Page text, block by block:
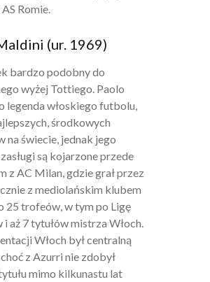
Romie.
(ur. 1969)
bardzo podobny do
wyżej Tottiego. Paolo
legenda włoskiego futbolu,
środkowych
na świecie, jednak jego
są kojarzone przede
z AC Milan, gdzie grał przez
z mediolańskim klubem
25 trofeów, w tym po Ligę
aż 7 tytułów mistrza Włoch.
Włoch był centralną
z Azurri nie zdobył
mimo kilkunastu lat